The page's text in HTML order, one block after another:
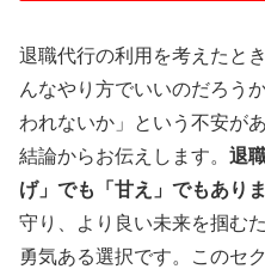
退職代行の利用を考えたと
んなやり方でいいのだろう
われないか」という不安が
結論からお伝えします。 退
げ」でも「甘え」でもありま
守り、より良い未来を掴む
勇気ある選択です。このセ